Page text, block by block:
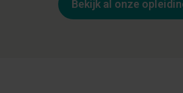
Bekijk al onze